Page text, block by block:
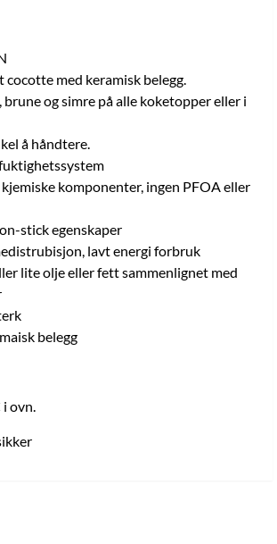
med keramisk belegg.
brune og simre på alle koketopper eller i
å håndtere.
komponenter, ingen PFOA eller
stick egenskaper
lavt energi forbruk
lite olje eller fett sammenlignet med
belegg
ovn.